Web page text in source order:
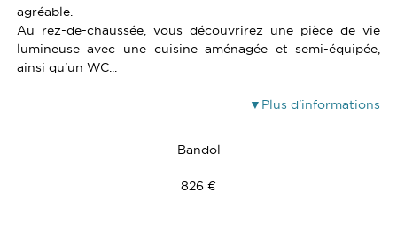
agréable.
Au rez-de-chaussée, vous découvrirez une pièce de vie
lumineuse avec une cuisine aménagée et semi-équipée,
ainsi qu'un WC...
Plus d'informations
Bandol
826 €